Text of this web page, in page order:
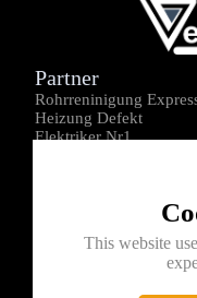
This website
Partner
Rohrreninigung
Heizung Defekt
Elektriker Nr1
Kontakt